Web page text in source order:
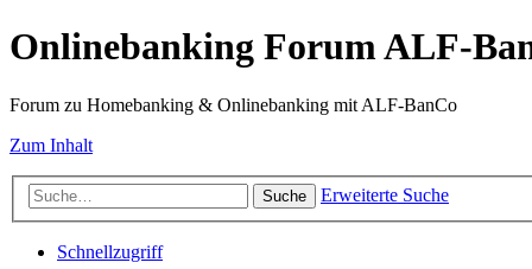
Onlinebanking Forum ALF-
Forum zu Homebanking & Onlinebanking mit ALF-BanCo
Zum Inhalt
Suche Erweiterte Suche
Schnellzugriff